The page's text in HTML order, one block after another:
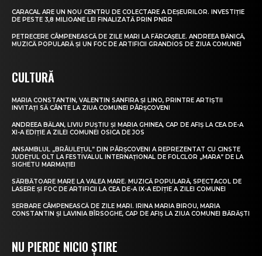
CARACAL ARE UN NOU CENTRU DE COLECTARE A DEȘEURILOR. INVESTIȚIE
DE PESTE 3,8 MILIOANE LEI FINALIZATĂ PRIN PNRR
PETRECERE CÂMPENEASCĂ DE ZILE MARI LA FĂRCAȘELE. ANDREEA BĂNICĂ,
MUZICĂ POPULARĂ ȘI UN FOC DE ARTIFICII GRANDIOS DE ZIUA COMUNEI
CULTURĂ
MARIA CONSTANTIN, VALENTIN SANFIRA ȘI LINO, PRINTRE ARTIȘTII
INVITAȚI SĂ CÂNTE LA ZIUA COMUNEI PÂRȘCOVENI
ANDREEA BĂLAN, LIVIU PUȘTIU ȘI MARIA GHINEA, CAP DE AFIȘ LA CEA DE-A
XI-A EDIȚIE A ZILEI COMUNEI OSICA DE JOS
ANSAMBLUL „BRÂULEȚUL” DIN PÂRȘCOVENI A REPREZENTAT CU CINSTE
JUDEȚUL OLT LA FESTIVALUL INTERNAȚIONAL DE FOLCLOR „MARA” DE LA
SIGHETU MARMAȚIEI
SĂRBĂTOARE MARE LA VALEA MARE. MUZICĂ POPULARĂ, SPECTACOL DE
LASERE ȘI FOC DE ARTIFICII LA CEA DE-A IX-A EDIȚIE A ZILEI COMUNEI
SERBARE CÂMPENEASCĂ DE ZILE MARI. IRINA MARIA BIROU, MARIA
CONSTANTIN ȘI LAVINIA BÎRSOGHE, CAP DE AFIȘ LA ZIUA COMUNEI BĂRĂȘTI
NU PIERDE NICIO ȘTIRE